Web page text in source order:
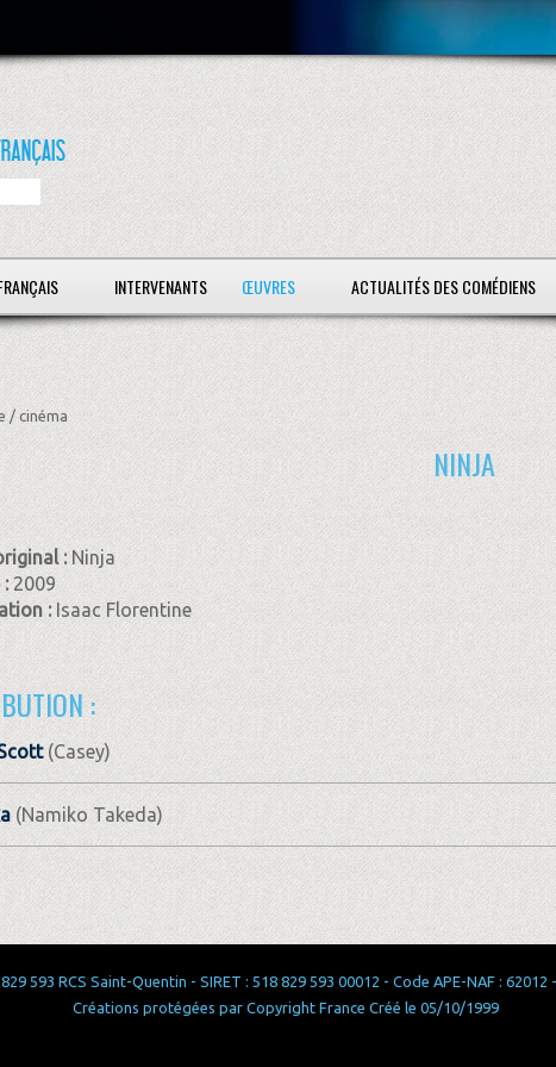
INTERVENANTS ŒUVRES ACTUALITÉS DES COMÉDIENS
/ cinéma
NINJA
:Ninja
:2009
:Isaac Florentine
:
(Casey)
(Namiko Takeda)
593 RCS Saint-Quentin - SIRET : 518 829 593 00012 - Code APE-NAF :
Créations protégées par Copyright France Créé le 05/10/1999